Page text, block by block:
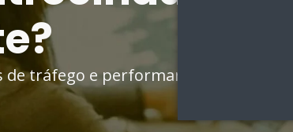
tráfego e performance e aumente